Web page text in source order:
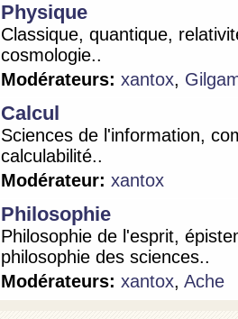
Physique
Classique, quantique,
cosmologie..
Modérateurs: xantox,
Calcul
Sciences de l'information,
calculabilité..
Modérateur: xantox
Philosophie
Philosophie de l'esprit,
philosophie des sciences..
Modérateurs: xantox, Ache